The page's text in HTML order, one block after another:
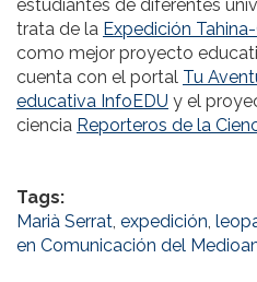
estudiantes de diferentes
trata de la Expedición
como mejor proyecto
cuenta con el portal Tu
educativa InfoEDU y el
ciencia Reporteros de la
Tags:
Marià Serrat, expedición,
en Comunicación del